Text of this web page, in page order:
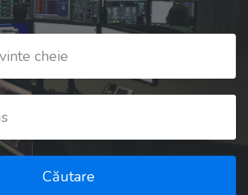
Căutare